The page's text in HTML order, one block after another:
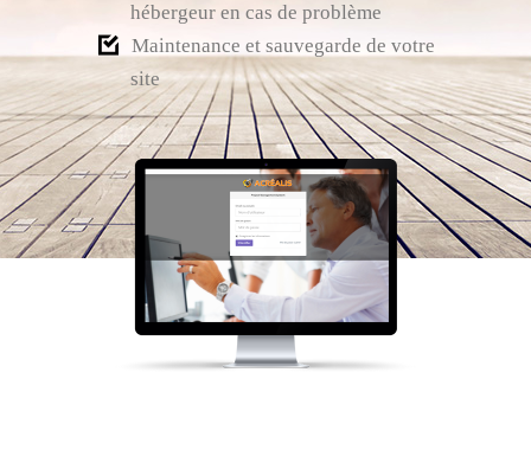
hébergeur en cas de problème
Maintenance et sauvegarde de votre
site